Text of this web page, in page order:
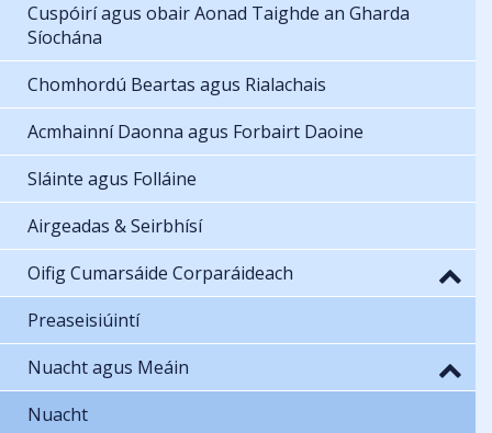
Cuspóirí agus obair Aonad Taighde an Gharda
Síochána
Chomhordú Beartas agus Rialachais
Acmhainní Daonna agus Forbairt Daoine
Sláinte agus Folláine
Airgeadas & Seirbhísí
Oifig Cumarsáide Corparáideach
Preaseisiúintí
Nuacht agus Meáin
Nuacht